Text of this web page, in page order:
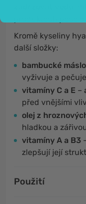
Kromě kyseliny
další složky:
bambucké máslo
vyživuje a
vitamíny C a E –
před vnějšími
olej z
hladkou a
vitamíny A a B3
zlepšují její
Použití